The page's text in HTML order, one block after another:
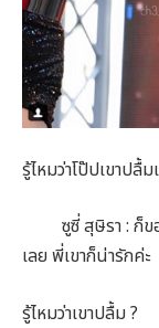
รู้ไหมว่าโป๊ปเขาปลื้ม
ซูซี่ สุษิรา : ก็ขอ
เลย พี่เขาก็น่ารักค่ะ
รู้ไหมว่าเขาปลื้ม ?